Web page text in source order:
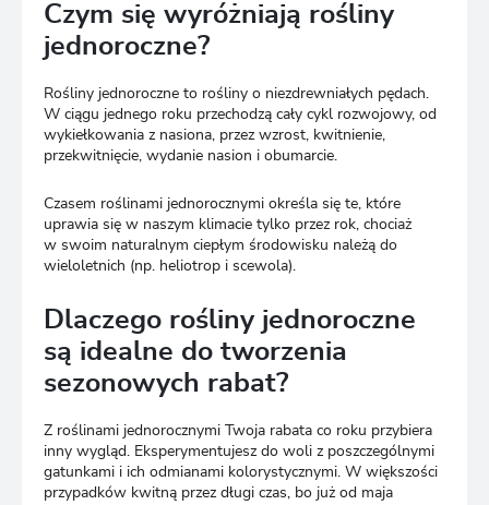
Czym się wyróżniają rośliny
jednoroczne?
Rośliny jednoroczne to rośliny o niezdrewniałych pędach.
W ciągu jednego roku przechodzą cały cykl rozwojowy, od
wykiełkowania z nasiona, przez wzrost, kwitnienie,
przekwitnięcie, wydanie nasion i obumarcie.
Czasem roślinami jednorocznymi określa się te, które
uprawia się w naszym klimacie tylko przez rok, chociaż
w swoim naturalnym ciepłym środowisku należą do
wieloletnich (np. heliotrop i scewola).
Dlaczego rośliny jednoroczne
są idealne do tworzenia
sezonowych rabat?
Z roślinami jednorocznymi Twoja rabata co roku przybiera
inny wygląd. Eksperymentujesz do woli z poszczególnymi
gatunkami i ich odmianami kolorystycznymi. W większości
przypadków kwitną przez długi czas, bo już od maja